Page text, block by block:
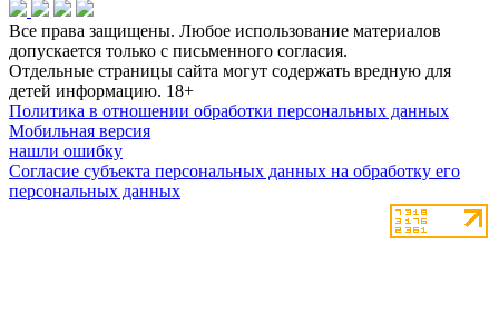
Все права защищены. Любое использование материалов
допускается только с письменного согласия.
Отдельные страницы сайта могут содержать вредную для
детей информацию. 18+
Политика в отношении обработки персональных данных
Мобильная версия
нашли ошибку
Согласие субъекта персональных данных на обработку его
персональных данных